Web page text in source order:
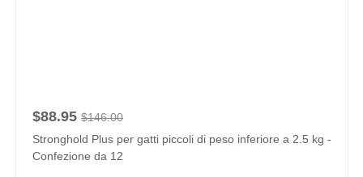
$88.95 $146.00
Stronghold Plus per gatti piccoli di peso inferiore a 2.5 kg -
Confezione da 12